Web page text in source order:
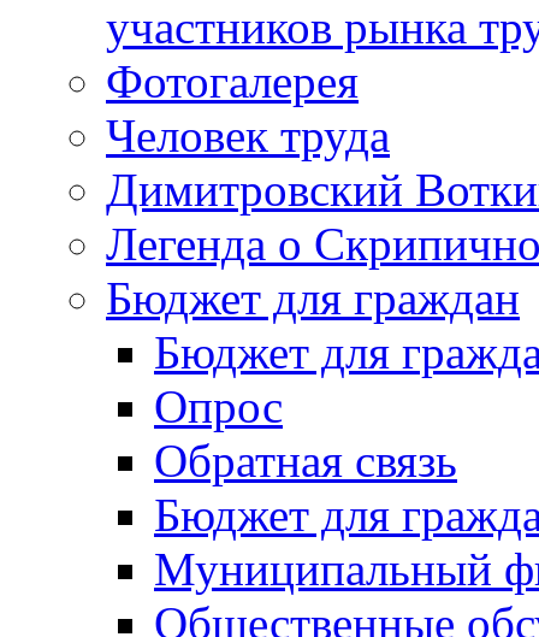
участников рынка
Фотогалерея
Человек труда
Димитровский
Легенда о
Бюджет для граждан
Бюджет для
Опрос
Обратная связь
Бюджет для
Муниципальный
Общественные